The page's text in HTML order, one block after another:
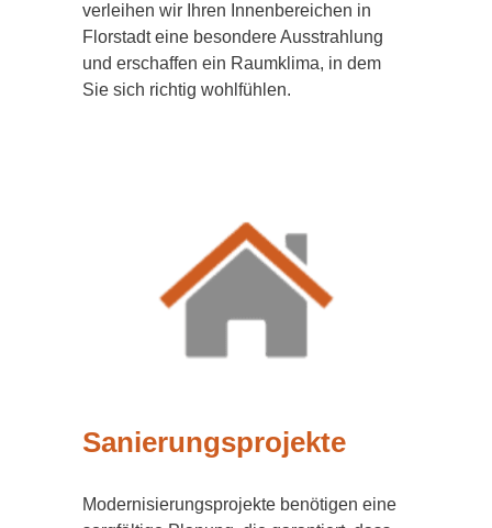
verleihen wir Ihren Innenbereichen in
Florstadt eine besondere Ausstrahlung
und erschaffen ein Raumklima, in dem
Sie sich richtig wohlfühlen.
Sanierungsprojekte
Modernisierungsprojekte benötigen eine